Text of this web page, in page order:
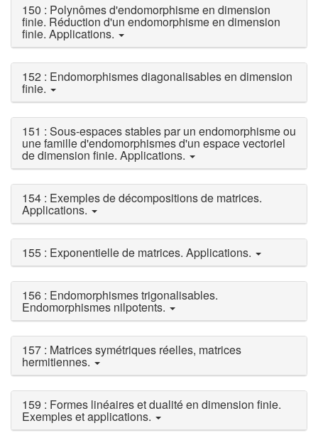
150 : Polynômes d'endomorphisme en dimension
finie. Réduction d'un endomorphisme en dimension
finie. Applications.
152 : Endomorphismes diagonalisables en dimension
finie.
151 : Sous-espaces stables par un endomorphisme ou
une famille d'endomorphismes d'un espace vectoriel
de dimension finie. Applications.
154 : Exemples de décompositions de matrices.
Applications.
155 : Exponentielle de matrices. Applications.
156 : Endomorphismes trigonalisables.
Endomorphismes nilpotents.
157 : Matrices symétriques réelles, matrices
hermitiennes.
159 : Formes linéaires et dualité en dimension finie.
Exemples et applications.